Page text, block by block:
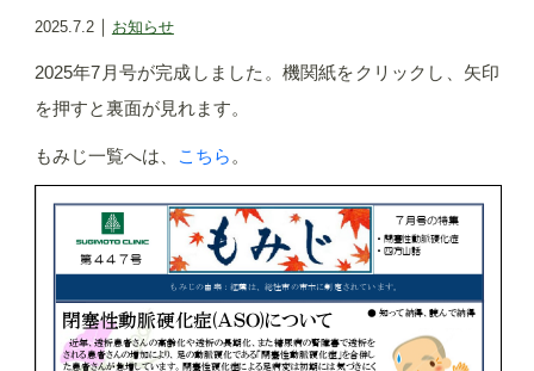
2025.7.2｜ お知らせ
2025年7月号が完成しました。機関紙をクリックし、矢印
を押すと裏面が見れます。
もみじ一覧へは、 こちら 。